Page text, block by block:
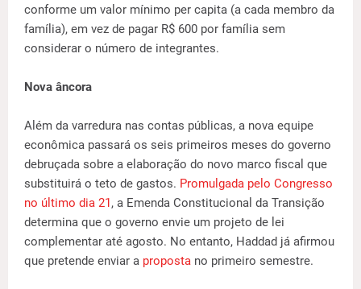
conforme um valor mínimo per capita (a cada membro da
família), em vez de pagar R$ 600 por família sem
considerar o número de integrantes.
Nova âncora
Além da varredura nas contas públicas, a nova equipe
econômica passará os seis primeiros meses do governo
debruçada sobre a elaboração do novo marco fiscal que
substituirá o teto de gastos. Promulgada pelo Congresso
no último dia 21, a Emenda Constitucional da Transição
determina que o governo envie um projeto de lei
complementar até agosto. No entanto, Haddad já afirmou
que pretende enviar a proposta no primeiro semestre.